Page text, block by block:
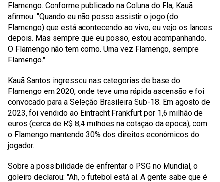
Flamengo. Conforme publicado na Coluna do Fla, Kauã
afirmou: "Quando eu não posso assistir o jogo (do
Flamengo) que está acontecendo ao vivo, eu vejo os lances
depois. Mas sempre que eu posso, estou acompanhando.
O Flamengo não tem como. Uma vez Flamengo, sempre
Flamengo."
Kauã Santos ingressou nas categorias de base do
Flamengo em 2020, onde teve uma rápida ascensão e foi
convocado para a Seleção Brasileira Sub-18. Em agosto de
2023, foi vendido ao Eintracht Frankfurt por 1,6 milhão de
euros (cerca de R$ 8,4 milhões na cotação da época), com
o Flamengo mantendo 30% dos direitos econômicos do
jogador.
Sobre a possibilidade de enfrentar o PSG no Mundial, o
goleiro declarou: "Ah, o futebol está aí. A gente sabe que é